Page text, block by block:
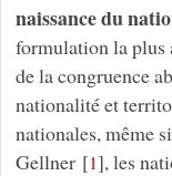
naissance du
formulation la plus
de la congruence
nationalité et
nationales, même
Gellner[1], les